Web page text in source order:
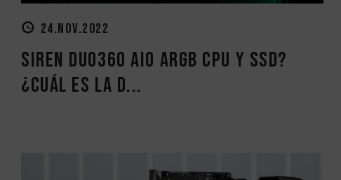
24.NOV.2022
SIREN DUO360 AIO ARGB CPU y SSD?
¿Cuál es la d...